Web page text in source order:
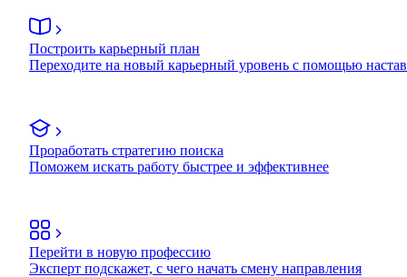
Построить карьерный план
Переходите на новый карьерный уровень с помощью
Проработать стратегию поиска
Поможем искать работу быстрее и эффективнее
Перейти в новую профессию
Эксперт подскажет, с чего начать смену направления